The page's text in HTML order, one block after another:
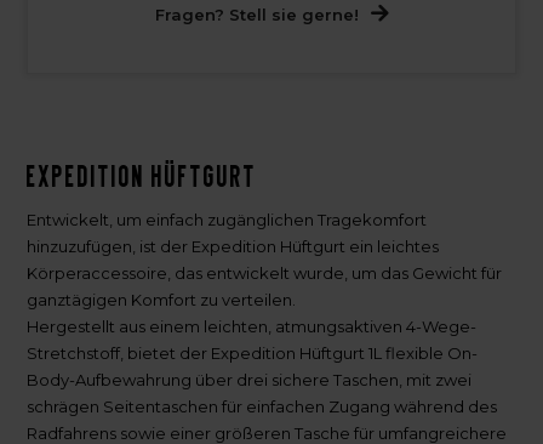
Fragen? Stell sie gerne!
Expedition Hüftgurt
Entwickelt, um einfach zugänglichen Tragekomfort
hinzuzufügen, ist der Expedition Hüftgurt ein leichtes
Körperaccessoire, das entwickelt wurde, um das Gewicht für
ganztägigen Komfort zu verteilen.
Hergestellt aus einem leichten, atmungsaktiven 4-Wege-
Stretchstoff, bietet der Expedition Hüftgurt 1L flexible On-
Body-Aufbewahrung über drei sichere Taschen, mit zwei
schrägen Seitentaschen für einfachen Zugang während des
Radfahrens sowie einer größeren Tasche für umfangreichere